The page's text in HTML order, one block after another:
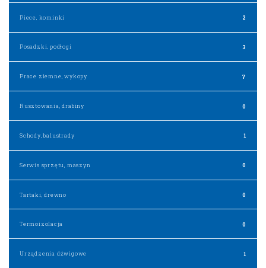
Piece, kominki 2
Posadzki, podłogi 3
Prace ziemne, wykopy 7
Rusztowania, drabiny 0
Schody, balustrady 1
Serwis sprzętu, maszyn 0
Tartaki, drewno 0
Termoizolacja 0
Urządzenia dźwigowe 1